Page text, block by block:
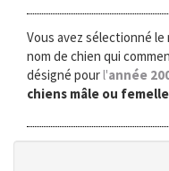
Vous avez sélectionné le
nom de chien qui
désigné pourl'année
chiens mâle ou femelle